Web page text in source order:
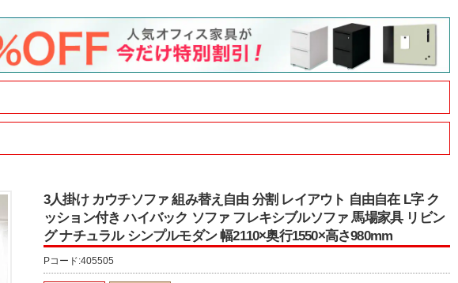
3人掛け カウチソファ 組み替え自由 分割 レイアウト 自由自在 L字 ク
ッション付き ハイバック ソファ フレキシブルソファ 馬場家具 リビン
グ ナチュラル シンプルモダン 幅2110×奥行1550×高さ980mm
Pコード:405505